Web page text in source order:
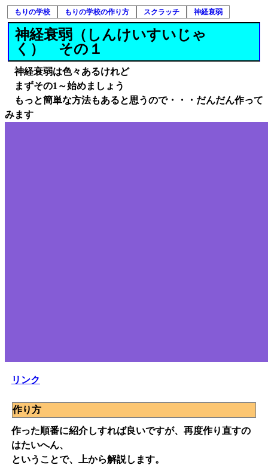
もりの学校 もりの学校の作り方 スクラッチ 神経衰弱
神経衰弱（しんけいすいじゃ
く） その１
神経衰弱は色々あるけれど
まずその1～始めましょう
もっと簡単な方法もあると思うので・・・だんだん作って
みます
リンク
作り方
作った順番に紹介しすれば良いですが、再度作り直すの
はたいへん、
ということで、上から解説します。